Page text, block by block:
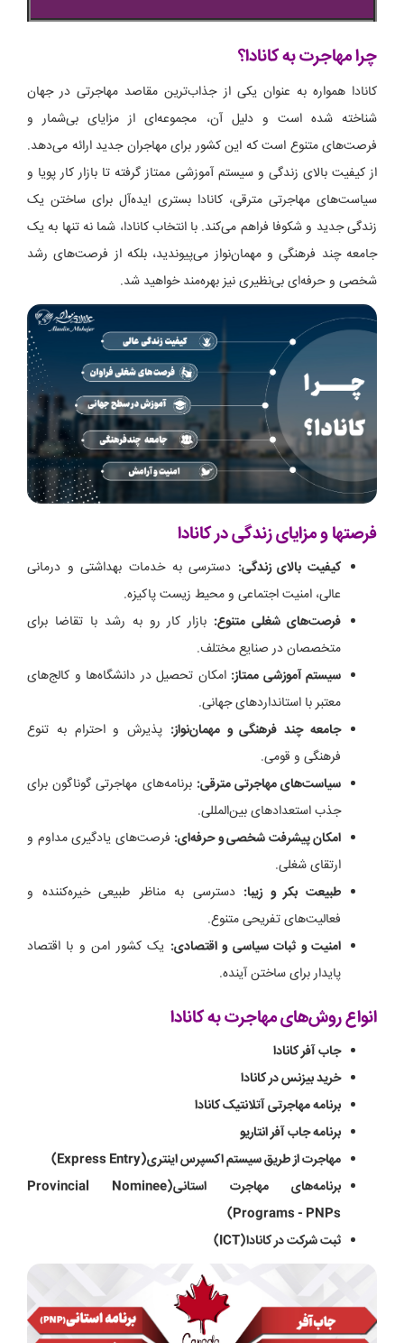
چرا مهاجرت به کانادا؟
کانادا همواره به عنوان یکی از جذاب‌ترین مقاصد مهاجرتی در جهان
شناخته شده است و دلیل آن، مجموعه‌ای از مزایای بی‌شمار و
فرصت‌های متنوع است که این کشور برای مهاجران جدید ارائه می‌دهد.
از کیفیت بالای زندگی و سیستم آموزشی ممتاز گرفته تا بازار کار پویا و
سیاست‌های مهاجرتی مترقی، کانادا بستری ایده‌آل برای ساختن یک
زندگی جدید و شکوفا فراهم می‌کند. با انتخاب کانادا، شما نه تنها به یک
جامعه چند فرهنگی و مهمان‌نواز می‌پیوندید، بلکه از فرصت‌های رشد
شخصی و حرفه‌ای بی‌نظیری نیز بهره‌مند خواهید شد.
فرصتها و مزایای زندگی در کانادا
کیفیت بالای زندگی: دسترسی به خدمات بهداشتی و درمانی
عالی، امنیت اجتماعی و محیط زیست پاکیزه.
فرصت‌های شغلی متنوع: بازار کار رو به رشد با تقاضا برای
متخصصان در صنایع مختلف.
سیستم آموزشی ممتاز: امکان تحصیل در دانشگاه‌ها و کالج‌های
معتبر با استانداردهای جهانی.
جامعه چند فرهنگی و مهمان‌نواز: پذیرش و احترام به تنوع
فرهنگی و قومی.
سیاست‌های مهاجرتی مترقی: برنامه‌های مهاجرتی گوناگون برای
جذب استعدادهای بین‌المللی.
امکان پیشرفت شخصی و حرفه‌ای: فرصت‌های یادگیری مداوم و
ارتقای شغلی.
طبیعت بکر و زیبا: دسترسی به مناظر طبیعی خیره‌کننده و
فعالیت‌های تفریحی متنوع.
امنیت و ثبات سیاسی و اقتصادی: یک کشور امن و با اقتصاد
پایدار برای ساختن آینده.
انواع روش‌های مهاجرت به کانادا
جاب آفر کانادا
خرید بیزنس در کانادا
برنامه مهاجرتی آتلانتیک کانادا
برنامه جاب آفر انتاریو
مهاجرت از طریق سیستم اکسپرس اینتری(Express Entry)
برنامه‌های مهاجرت استانی(Provincial Nominee
Programs - PNPs)
ثبت شرکت در کانادا(ICT)